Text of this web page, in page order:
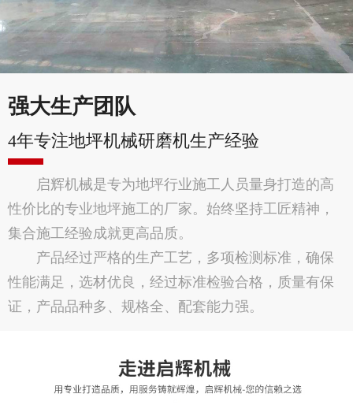
强大生产团队
4年专注地坪机械研磨机生产经验
启辉机械是专为地坪行业施工人员量身打造的高
性价比的专业地坪施工的厂家。始终坚持工匠精神，
集合施工经验成就更高品质。
产品经过严格的生产工艺，多项检测标准，确保
性能满足，选材优良，经过标准检验合格，质量有保
证，产品品种多、规格全、配套能力强。